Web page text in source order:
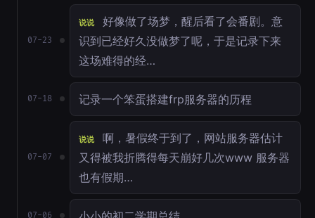
07-23
说说
好像做了场梦，醒后看了会番剧。意
识到已经好久没做梦了呢，于是记录下来
这场难得的经…
07-18 记录一个笨蛋搭建frp服务器的历程
07-07
说说
啊，暑假终于到了，网站服务器估计
又得被我折腾得每天崩好几次www 服务器
也有假期…
07-06